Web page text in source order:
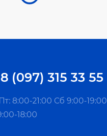
(097) 315 33 55
8:00-21:00 Сб 9:00-19:00
18:00